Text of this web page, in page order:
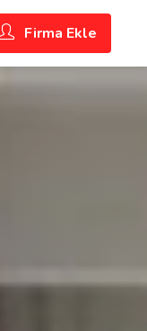
Firma Ekle